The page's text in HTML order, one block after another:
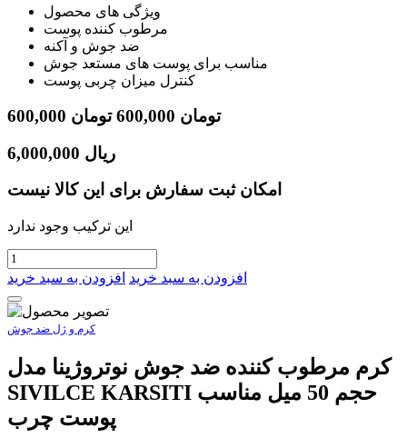
ویژگی های محصول
مرطوب کننده پوست
ضد جوش و آکنه
مناسب برای پوست های مستعد جوش
کنترل میزان چربی پوست
600,000 تومان 600,000تومان
6,000,000 ریال
امکان ثبت سفارش برای این کالا نیست
این ترکیب وجود ندارد
افزودن به سبد خرید افزودن به سبد خرید
کرم و ژل ضد جوش
کرم مرطوب کننده ضد جوش نوتروژینا مدل
SIVILCE KARSITI حجم 50 میل مناسب
پوست چرب